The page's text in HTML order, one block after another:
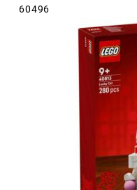
60496